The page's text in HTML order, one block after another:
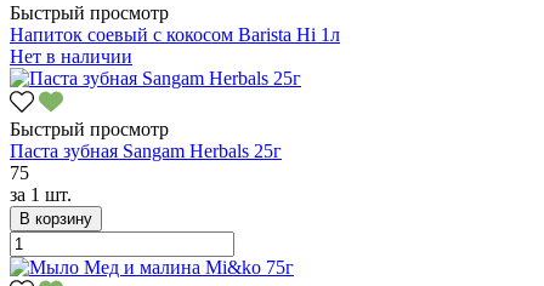
Быстрый просмотр
Напиток соевый с кокосом Barista Hi 1л
Нет в наличии
Быстрый просмотр
Паста зубная Sangam Herbals 25г
75
за 1 шт.
В корзину